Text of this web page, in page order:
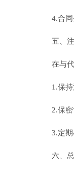
4.合
五、
在与
1.保
2.保
3.定
六、